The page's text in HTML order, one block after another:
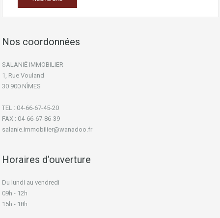
Nos coordonnées
SALANIÉ IMMOBILIER
1, Rue Vouland
30 900 NÎMES
TEL : 04-66-67-45-20
FAX : 04-66-67-86-39
salanie.immobilier@wanadoo.fr
Horaires d’ouverture
Du lundi au vendredi
09h - 12h
15h - 18h